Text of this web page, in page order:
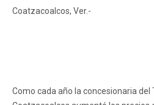
Coatzacoalcos, Ver.-
Como cada año la concesionaria del